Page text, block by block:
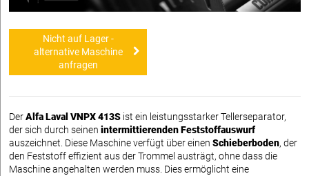
Nicht auf Lager -
alternative Maschine
anfragen
DerAlfa Laval VNPX 413S ist ein leistungsstarker Tellerseparator,
der sich durch seinen intermittierenden Feststoffauswurf
auszeichnet. Diese Maschine verfügt über einen Schieberboden, der
den Feststoff effizient aus der Trommel austrägt, ohne dass die
Maschine angehalten werden muss. Dies ermöglicht eine